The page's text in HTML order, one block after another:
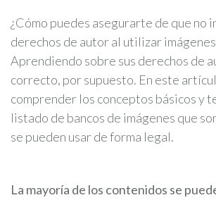
¿Cómo puedes asegurarte de que no
derechos de autor al utilizar
Aprendiendo sobre sus derechos de
correcto, por supuesto. En este
comprender los conceptos básicos y
listado de bancos de imágenes que
se pueden usar de forma legal.
La mayoría de los contenidos se